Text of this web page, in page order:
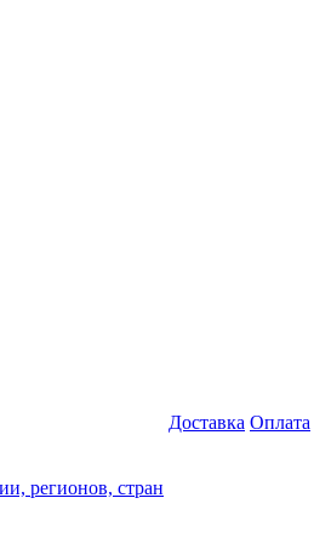
регионов, стран
Доставка Оплата